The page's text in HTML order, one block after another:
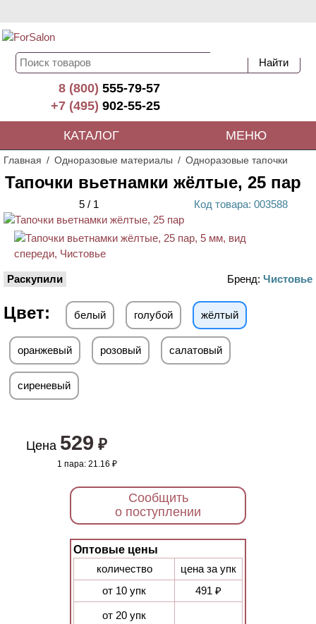
8 (800)555-79-57
+7 (495)902-55-25
КАТАЛОГ МЕНЮ
Главная Одноразовые материалы Одноразовые тапочки
Тапочки вьетнамки жёлтые, 25 пар
5 / 1 Код товара: 003588
Раскупили Бренд: Чистовье
Цвет: белый голубой жёлтый
оранжевый розовый салатовый
сиреневый
Цена 529 ₽
1 пара:21.16 ₽
Сообщить
о поступлении
Оптовые цены
количество
цена за упк
от 10 упк
491 ₽
от 20 упк